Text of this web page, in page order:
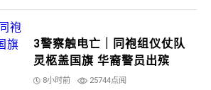
3警察触电亡｜同袍组仪仗队
灵柩盖国旗 华裔警员出殡
8小时前 25744点阅